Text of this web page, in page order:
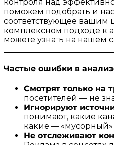
контроля над
поможем подобрать и
соответствующее вашим
комплексном подходе к
можете узнать на нашем
Частые ошибки в
Смотрят только на
посетителей — не
Игнорируют
понимают, какие
какие — «мусорный»
Не отслеживают